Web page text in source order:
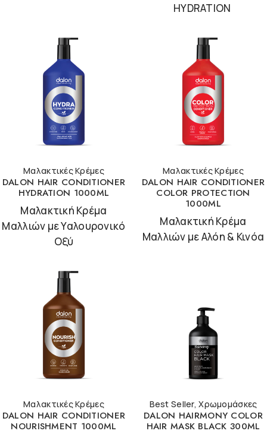
HYDRATION
Μαλακτικές Κρέμες
DALON HAIR CONDITIONER
HYDRATION 1000ML
Μαλακτική Κρέμα
Μαλλιών με Υαλουρονικό
Οξύ
Μαλακτικές Κρέμες
DALON HAIR CONDITIONER
COLOR PROTECTION
1000ML
Μαλακτική Κρέμα
Μαλλιών με Αλόη & Κινόα
Μαλακτικές Κρέμες
DALON HAIR CONDITIONER
NOURISHMENT 1000ML
Best Seller,Χρωμομάσκες
DALON HAIRMONY COLOR
HAIR MASK BLACK 300ML